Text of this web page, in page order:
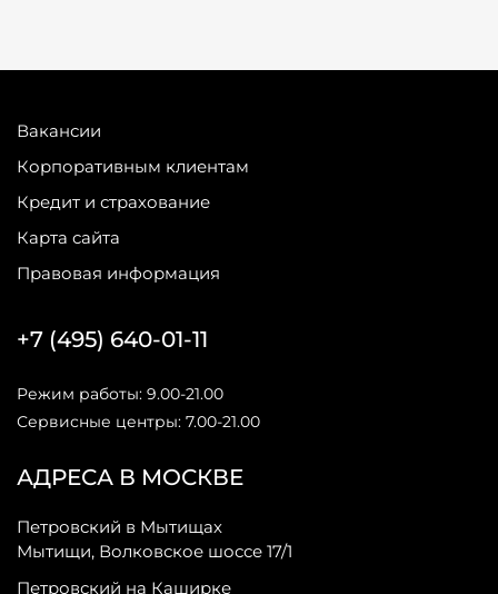
Вакансии
Корпоративным клиентам
Кредит и страхование
Карта сайта
Правовая информация
АДРЕСА В МОСКВЕ
Петровский в Мытищах
Мытищи, Волковское шоссе 17/1
Петровский на Каширке
+7 (495) 640-01-11
Режим работы: 9.00-21.00
Сервисные центры: 7.00-21.00